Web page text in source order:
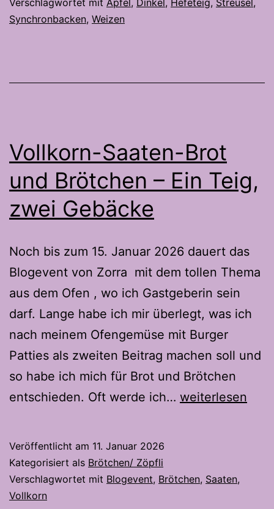
und
Synchronbacken, Weizen
Vollkorn-Saaten-Brot
und Brötchen – Ein Teig,
zwei Gebäcke
Noch bis zum 15. Januar 2026 dauert das
Blogevent von Zorra mit dem tollen Thema
aus dem Ofen , wo ich Gastgeberin sein
darf. Lange habe ich mir überlegt, was ich
nach meinem Ofengemüse mit Burger
Patties als zweiten Beitrag machen soll und
so habe ich mich für Brot und Brötchen
entschieden. Oft werde ich… Vollkorn-
Brötchen
weiterlesen
Veröffentlicht am 11. Januar 2026
Kategorisiert als Brötchen/ Zöpfli
Verschlagwortet mit Blogevent, Brötchen, Saaten,
Vollkorn